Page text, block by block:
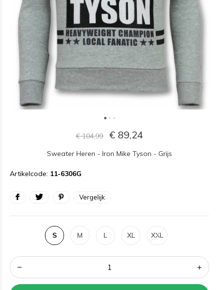
€ 104,99 € 89,24
Sweater Heren - Iron Mike Tyson - Grijs
Artikelcode: 11-6306G
Vergelijk
S M L XL XXL